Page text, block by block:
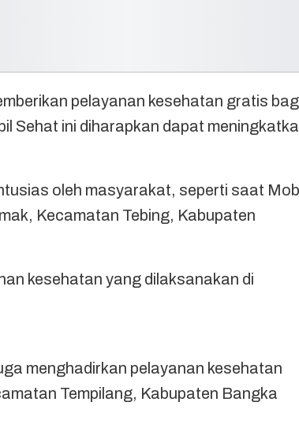
pelayanan kesehatan gratis
Sehat ini diharapkan dapat
oleh masyarakat, seperti saat
Kecamatan Tebing, Kabupaten
kesehatan yang dilaksanakan di
menghadirkan pelayanan kesehatan
Tempilang, Kabupaten Bangka